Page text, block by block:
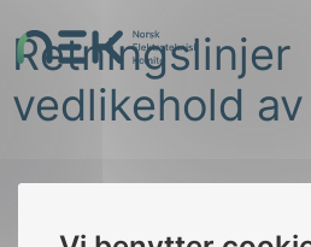
til
innhold
NEK
Søk
Retningslinjer
vedlikehold